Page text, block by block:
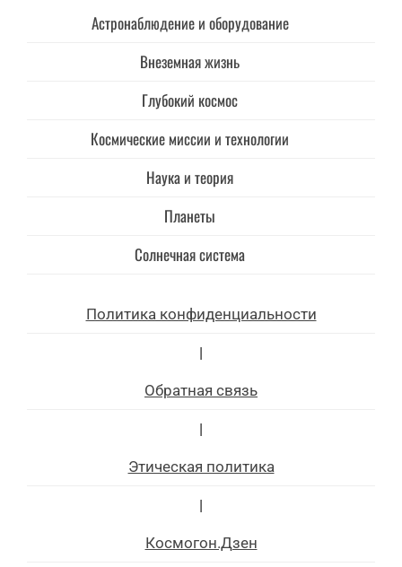
Астронаблюдение и оборудование
Внеземная жизнь
Глубокий космос
Космические миссии и технологии
Наука и теория
Планеты
Солнечная система
Политика конфиденциальности
|
Обратная связь
|
Этическая политика
|
Космогон.Дзен